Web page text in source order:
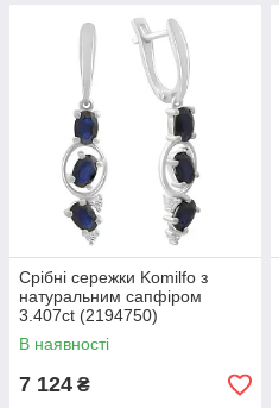
Срібні сережки Komilfo з
натуральним сапфіром
3.407ct (2194750)
В наявності
7 124 ₴